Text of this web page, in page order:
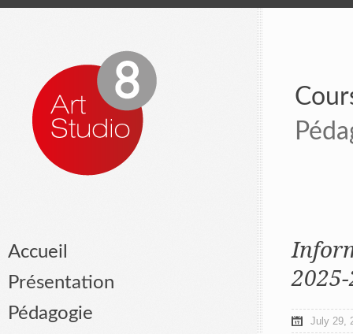
July 29,
Accueil
Présentation
Pédagogie